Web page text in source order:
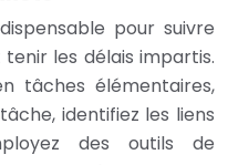
pour suivre
les délais impartis.
tâches élémentaires,
identifiez les liens
des outils de